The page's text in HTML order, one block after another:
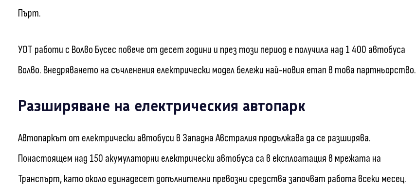
Пърт.
УОТ работи с Волво Бусес повече от десет години и през този период е получила над 1 400 автобуса
Волво. Внедряването на съчленения електрически модел бележи най-новия етап в това партньорство.
Разширяване на електрическия автопарк
Автопаркът от електрически автобуси в Западна Австралия продължава да се разширява.
Понастоящем над 150 акумулаторни електрически автобуса са в експлоатация в мрежата на
Транспърт, като около единадесет допълнителни превозни средства започват работа всеки месец.